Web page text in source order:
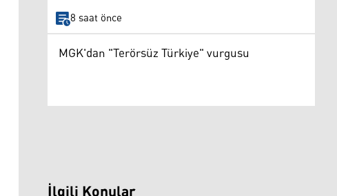
8 saat önce
MGK'dan "Terörsüz Türkiye" vurgusu